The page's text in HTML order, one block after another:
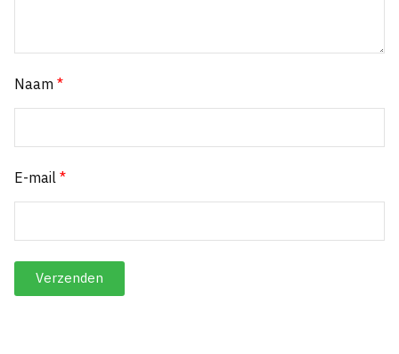
Naam *
E-mail *